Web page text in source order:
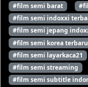
#film semi barat
#film semi indoxxi
#film semi jepang
#film semi korea
#film semi layarkaca21
#film semi streaming
#film semi subtitle